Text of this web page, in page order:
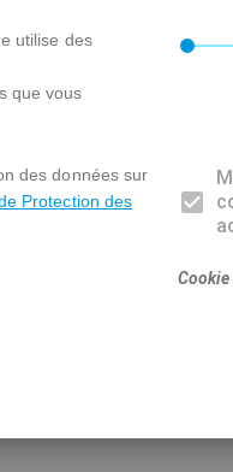
et social,
c'est bien plus qu'un
vos covoiturages plus
utilise des
que vous
des données sur
Protection des